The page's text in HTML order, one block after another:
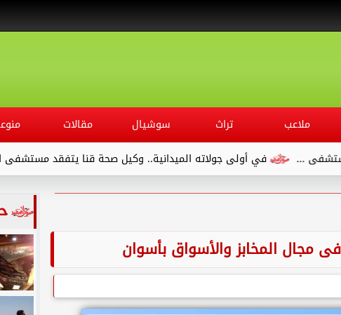
ملاعب تراث سوشيال مقالات
في أولى جولاته الميدانية.. وكيل صحة قنا يتفقد مستشفى الصدر ويشدد